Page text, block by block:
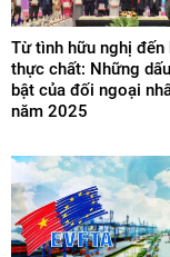
Từ tình hữu nghị đến
thực chất: Những
bật của đối ngoại
năm 2025